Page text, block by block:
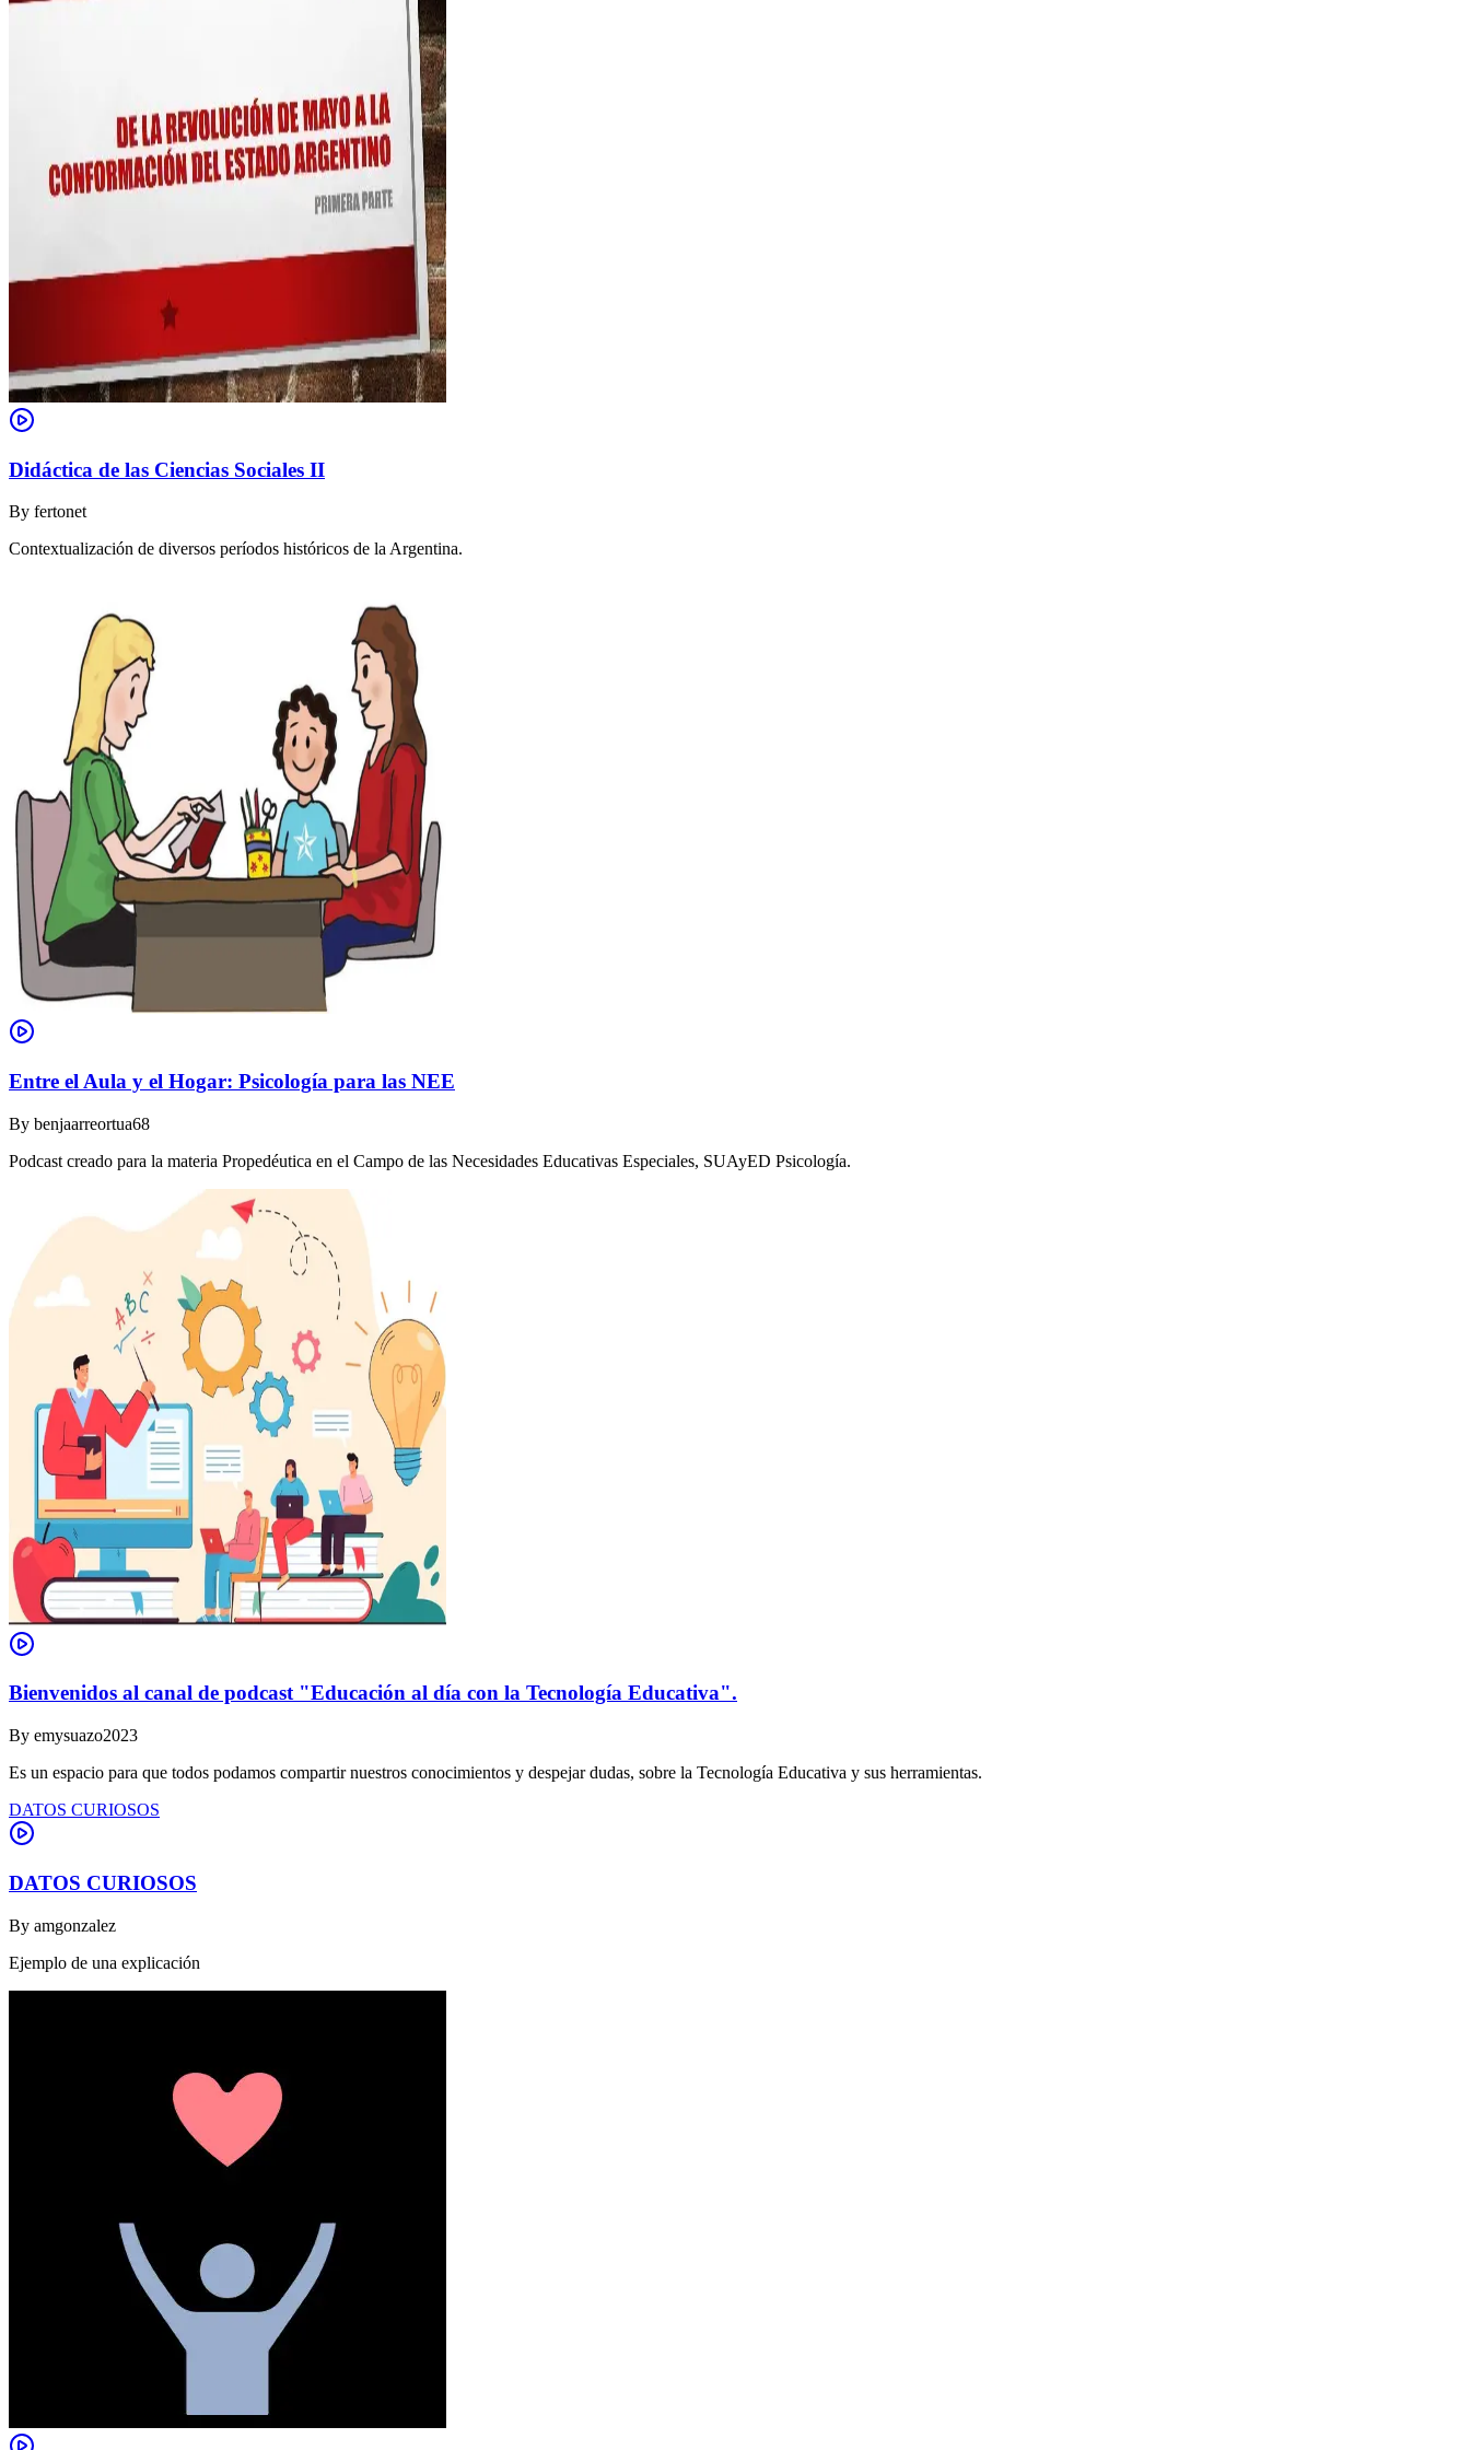
Didáctica de las Ciencias Sociales II
By fertonet
Contextualización de diversos períodos históricos de la Argentina.
Entre el Aula y el Hogar: Psicología para las NEE
By benjaarreortua68
Podcast creado para la materia Propedéutica en el Campo de las Necesidades Educativas Especiales, SUAyED Psicología.
Bienvenidos al canal de podcast "Educación al día con la Tecnología Educativa".
By emysuazo2023
Es un espacio para que todos podamos compartir nuestros conocimientos y despejar dudas, sobre la Tecnología Educativa y sus herramientas.
DATOS CURIOSOS
DATOS CURIOSOS
By amgonzalez
Ejemplo de una explicación